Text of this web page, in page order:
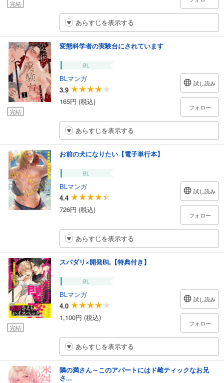
完結
あらすじを表示する
完結
変態科学者の実験台にされています
BL
BLマンガ
3.9
165円 (税込)
試し読み
フォロー
あらすじを表示する
お前の犬になりたい【電子単行本】
BL
BLマンガ
4.4
726円 (税込)
試し読み
フォロー
あらすじを表示する
完結
スパダリ×開発BL【特典付き】
BL
BLマンガ
4.0
1,100円 (税込)
試し読み
フォロー
あらすじを表示する
隣の満さん～このアパートにはド雌ティックなお兄
さ...